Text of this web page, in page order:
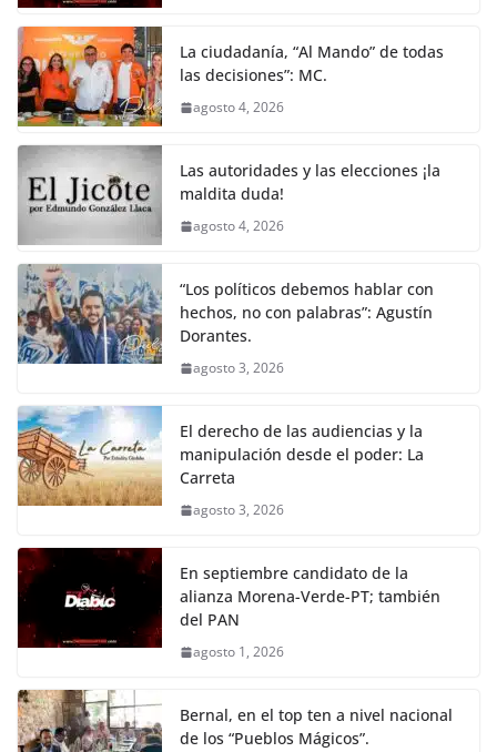
La ciudadanía, “Al Mando” de todas
las decisiones”: MC.
agosto 4, 2026
Las autoridades y las elecciones ¡la
maldita duda!
agosto 4, 2026
“Los políticos debemos hablar con
hechos, no con palabras”: Agustín
Dorantes.
agosto 3, 2026
El derecho de las audiencias y la
manipulación desde el poder: La
Carreta
agosto 3, 2026
En septiembre candidato de la
alianza Morena-Verde-PT; también
del PAN
agosto 1, 2026
Bernal, en el top ten a nivel nacional
de los “Pueblos Mágicos”.